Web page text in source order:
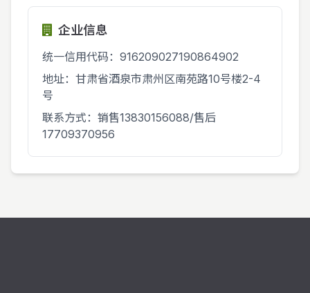
企业信息
统一信用代码：916209027190864902
地址：甘肃省酒泉市肃州区南苑路10号楼2-4
号
联系方式：销售13830156088/售后
17709370956